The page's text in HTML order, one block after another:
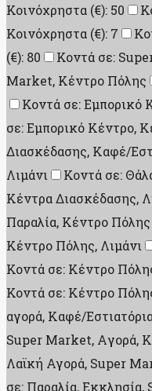
Κοινόχρηστα (€): 50
Κοινόχρηστα (€): 7
(€): 80
Κοντά σε:
Market, Κέντρο Πόλης
Κοντά σε: Εμπορικό
σε: Εμπορικό Κέντρο,
Διασκέδασης, Καφέ/
Λιμάνι
Κοντά σε:
Κέντρα Διασκέδασης,
Παραλία, Κέντρο Πόλης
Κέντρο Πόλης, Λιμάνι
Κοντά σε: Κέντρο
Κοντά σε: Κέντρο
αγορά, Καφέ/
Super Market, Aγορά,
Λαϊκή Αγορά, Super
σε: Παραλία,